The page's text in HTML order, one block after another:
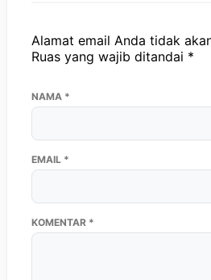
Alamat email Anda tidak
Ruas yang wajib ditandai *
KOMENTAR *
NAMA *
EMAIL *